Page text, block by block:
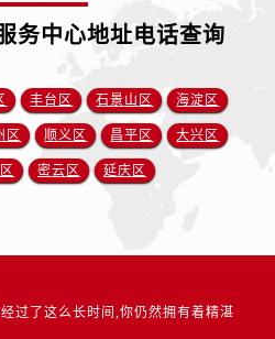
务中心地址电话查询
丰台区 石景山区 海淀区
区 顺义区 昌平区 大兴区
密云区 延庆区
经过了这么长时间,你仍然拥有着精湛